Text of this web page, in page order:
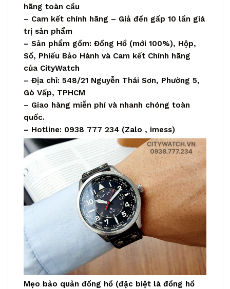
hãng toàn cầu
– Cam kết chính hãng – Giả đền gấp 10 lần giá
trị sản phẩm
– Sản phẩm gồm: Đồng Hồ (mới 100%), Hộp,
Sổ, Phiếu Bảo Hành và Cam kết Chính hãng
của CityWatch
– Địa chỉ: 548/21 Nguyễn Thái Sơn, Phường 5,
Gò Vấp, TPHCM
– Giao hàng miễn phí và nhanh chóng toàn
quốc.
– Hotline: 0938 777 234 (Zalo , imess)
Mẹo bảo quản đồng hồ (đặc biệt là đồng hồ